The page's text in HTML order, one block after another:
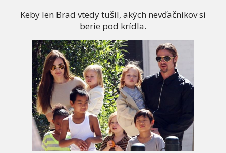
Keby len Brad vtedy tušil, akých nevďačníkov si
berie pod krídla.